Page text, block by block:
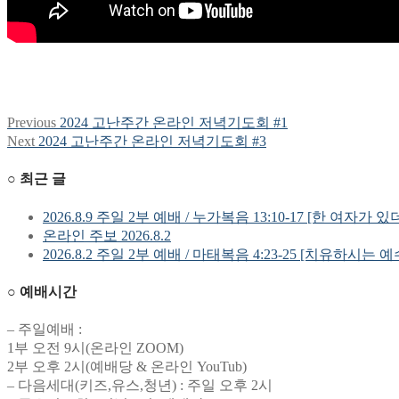
글
색
Previous Previous
post:
2024 고난주간 온라인 저녁기도회 #1
Next Next
2024 고난주간 온라인 저녁기도회 #3
○ 최근 글
2026.8.9 주일 2부 예배 / 누가복음 13:10-17 [한 여자가 있
온라인 주보 2026.8.2
2026.8.2 주일 2부 예배 / 마태복음 4:23-25 [치유하시는 예
○ 예배시간
– 주일예배 :
1부 오전 9시(온라인 ZOOM)
2부 오후 2시(예배당 & 온라인 YouTub)
– 다음세대(키즈,유스,청년) : 주일 오후 2시